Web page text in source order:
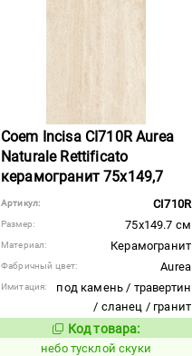
Coem Incisa CI710R Aurea
Naturale Rettificato
керамогранит 75x149,7
Артикул: CI710R
Размер: 75x149.7 см
Материал: Керамогранит
Фабричный цвет: Aurea
Имитация:
под камень / травертин
/ сланец / гранит
Код товара:
1122719 Код товара:
небо тусклой скуки